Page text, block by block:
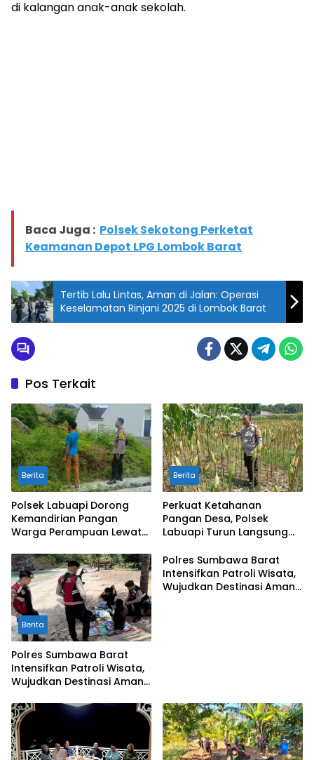
di kalangan anak-anak sekolah.
Baca Juga : Polsek Sekotong Perketat
Keamanan Depot LPG Lombok Barat
Tertib Lalu Lintas, Aman di Jalan: Operasi
Keselamatan Rinjani 2025 di Lombok Barat
Pos Terkait
Berita
Polsek Labuapi Dorong
Kemandirian Pangan
Warga Perampuan Lewat
Rumah
Berita
Perkuat Ketahanan
Pangan Desa, Polsek
Labuapi Turun Langsung
Berita
Polres Sumbawa Barat
Intensifkan Patroli Wisata,
Wujudkan Destinasi Aman
Masyarakat
Polres Sumbawa Barat
Intensifkan Patroli Wisata,
Wujudkan Destinasi Aman